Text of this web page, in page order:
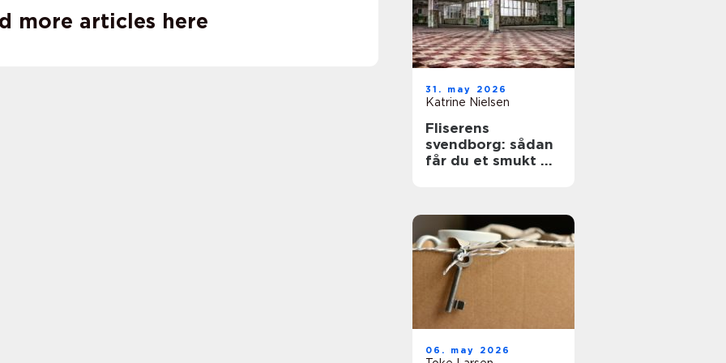
more articles here
31. may 2026
Katrine Nielsen
Fliserens
svendborg: sådan
får du et smukt og
06. may 2026